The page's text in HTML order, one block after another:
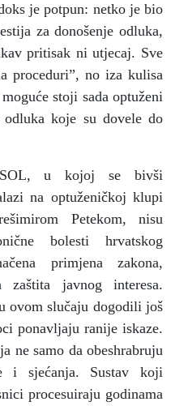
je potpun: netko je bio
za donošenje odluka,
pritisak ni utjecaj. Sve
proceduri”, no iza kulisa
stoji sada optuženi
koje su dovele do
u kojoj se bivši
na optuženičkoj klupi
Petekom, nisu
bolesti hrvatskog
primjena zakona,
zaštita javnog interesa.
ovom slučaju dogodili još
ponavljaju ranije iskaze.
ne samo da obeshrabruju
i sjećanja. Sustav koji
procesuiraju godinama